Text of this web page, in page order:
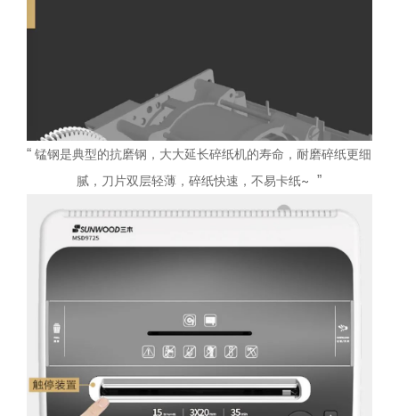
“锰钢是典型的抗磨钢，大大延长碎纸机的寿命，耐磨碎纸更细
腻，刀片双层轻薄，碎纸快速，不易卡纸~ ”